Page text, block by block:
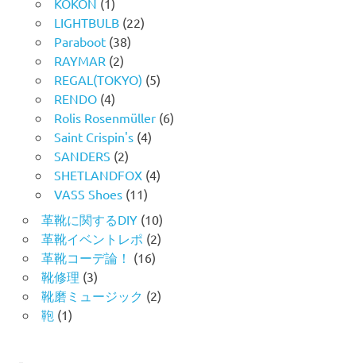
LIGHTBULB(22)
Paraboot(38)
RAYMAR (2)
REGAL(TOKYO) (5)
RENDO(4)
Rolis Rosenmüller(6)
Saint Crispin's(4)
SANDERS (2)
SHETLANDFOX(4)
VASS Shoes(11)
革靴に関するDIY(10)
革靴イベントレポ (2)
革靴コーデ論！ (16)
靴修理 (3)
靴磨ミュージック (2)
鞄 (1)